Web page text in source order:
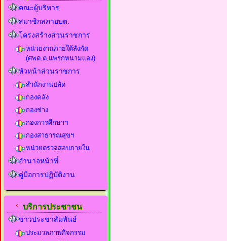
คณะผู้บริหาร
สมาชิกสภาอบต.
โครงสร้างส่วนราชการ
หน่วยงานภายใต้สังกัด
(ศพด.ต.แพรกหนามแดง)
หัวหน้าส่วนราชการ
สำนักงานปลัด
กองคลัง
กองช่าง
กองการศึกษาฯ
กองสาธารณสุขฯ
หน่วยตรวจสอบภายใน
อำนาจหน้าที่
คู่มือการปฏิบัติงาน
บริการประชาชน
ข่าวประชาสัมพันธ์
ประมวลภาพกิจกรรม